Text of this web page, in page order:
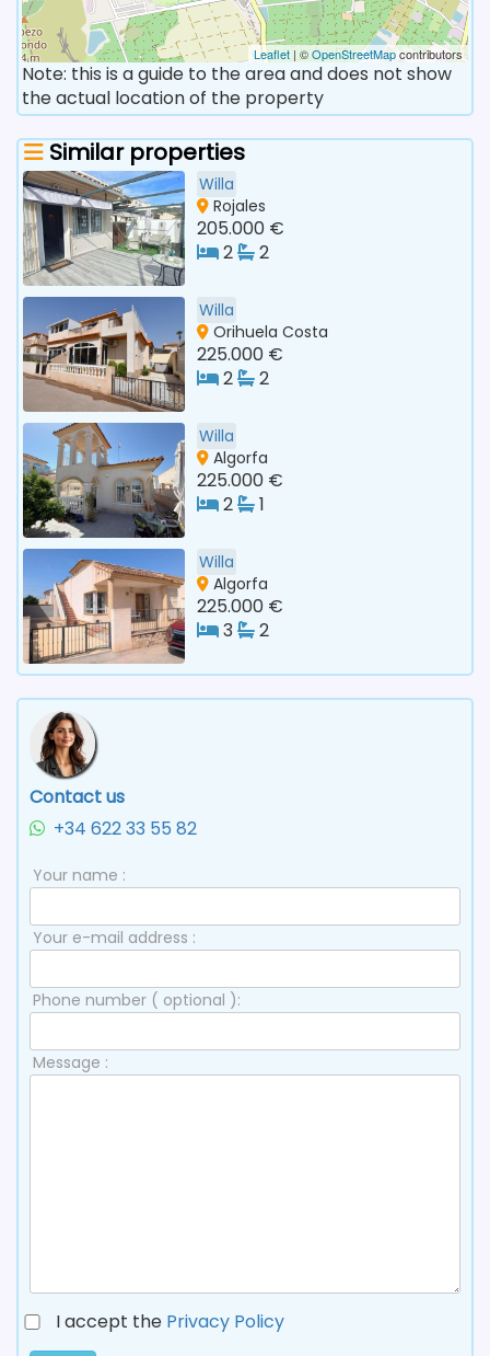
Leaflet | ©OpenStreetMapcontributors
Note: this is a guide to the area and does not show
the actual location of the property
Similar properties
Willa
Rojales
205.000 €
2
2
Willa
Orihuela Costa
225.000 €
2
2
Willa
Algorfa
225.000 €
2
1
Willa
Algorfa
225.000 €
3
2
Contact us
+34 622 33 55 82
Your name :
Your e-mail address :
Phone number ( optional ):
Message :
I accept the Privacy Policy